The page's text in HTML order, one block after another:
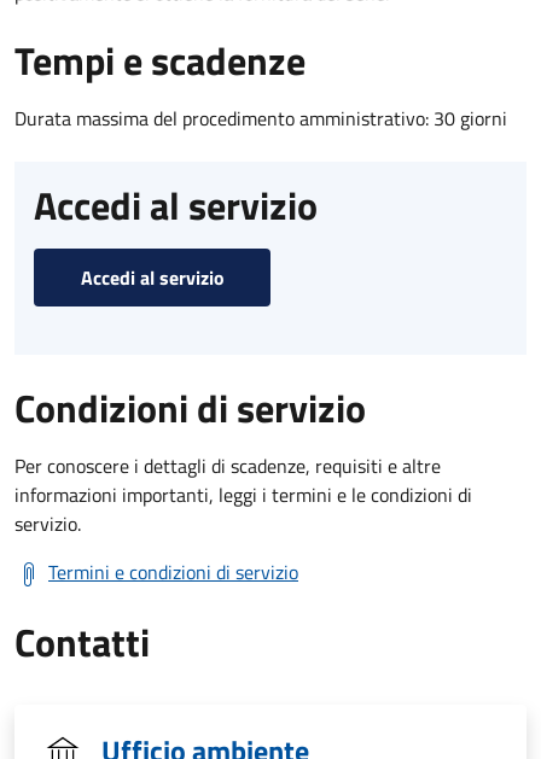
Tempi e scadenze
Durata massima del procedimento amministrativo: 30 giorni
Accedi al servizio
Accedi al servizio
Condizioni di servizio
Per conoscere i dettagli di scadenze, requisiti e altre
informazioni importanti, leggi i termini e le condizioni di
servizio.
Termini e condizioni di servizio
Contatti
Ufficio ambiente